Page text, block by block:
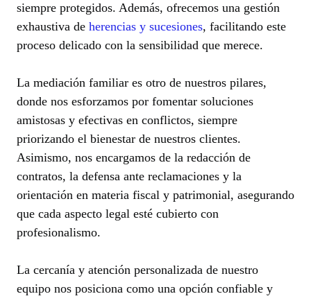
siempre protegidos. Además, ofrecemos una gestión
exhaustiva de herencias y sucesiones, facilitando este
proceso delicado con la sensibilidad que merece.
La mediación familiar es otro de nuestros pilares,
donde nos esforzamos por fomentar soluciones
amistosas y efectivas en conflictos, siempre
priorizando el bienestar de nuestros clientes.
Asimismo, nos encargamos de la redacción de
contratos, la defensa ante reclamaciones y la
orientación en materia fiscal y patrimonial, asegurando
que cada aspecto legal esté cubierto con
profesionalismo.
La cercanía y atención personalizada de nuestro
equipo nos posiciona como una opción confiable y